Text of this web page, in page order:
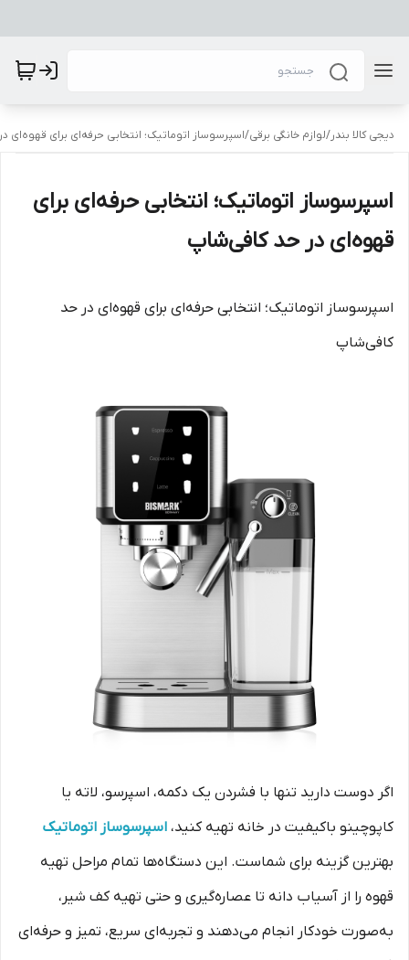
دیجی کالا بندر/لوازم خانگی برقی/اسپرسوساز اتوماتیک؛ انتخابی حرفه‌ای برای قهوه‌ای
اسپرسوساز اتوماتیک؛ انتخابی حرفه‌ای برای
قهوه‌ای در حد کافی‌شاپ
اسپرسوساز اتوماتیک؛ انتخابی حرفه‌ای برای قهوه‌ای در حد
کافی‌شاپ
اگر دوست دارید تنها با فشردن یک دکمه، اسپرسو، لاته یا
کاپوچینو باکیفیت در خانه تهیه کنید، اسپرسوساز اتوماتیک
بهترین گزینه برای شماست. این دستگاه‌ها تمام مراحل تهیه
قهوه را از آسیاب دانه تا عصاره‌گیری و حتی تهیه کف شیر،
به‌صورت خودکار انجام می‌دهند و تجربه‌ای سریع، تمیز و حرفه‌ای